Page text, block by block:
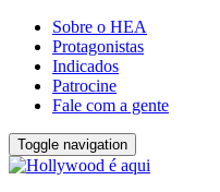
Sobre o HEA
Protagonistas
Indicados
Patrocine
Fale com a gente
Toggle navigation